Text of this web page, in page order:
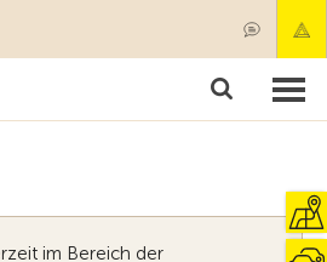
im Bereich der